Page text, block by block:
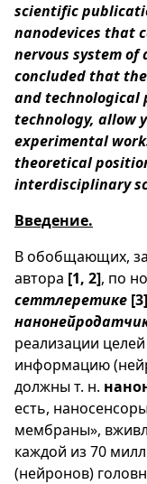
scientific
nanodevices that
nervous system
concluded that
and technological
technology, allow
experimental
theoretical
interdisciplinary
Введение.
В обобщающих, за
автора [1, 2], по
сеттлеретикe [3]
реализации
информацию
должны т. н.
есть,
мембраны»,
каждой из 70
(нейронов)